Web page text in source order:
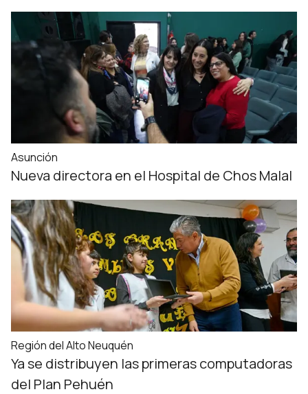
Asunción
Nueva directora en el Hospital de Chos Malal
Región del Alto Neuquén
Ya se distribuyen las primeras computadoras
del Plan Pehuén